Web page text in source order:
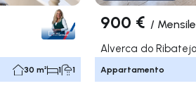
30 m² 1 1
900 € / Mensile
Appartamento